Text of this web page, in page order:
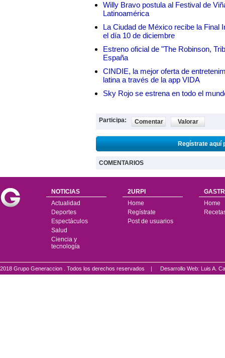
Willy Bravo postula al Festival de
Latinoamérica
La Ciudad de México recibe la Final
el día 10 de diciembre
Estreno oficial de "The Robinson,
España
CINDIE, la mejor oferta de
latina a través de la app VIDA
Sky Rojo se estrena en todo el
Participa: Comentar Valorar
Regístrate aquí
COMENTARIOS
NOTICIAS
Actualidad
Deportes
Espectáculos
Salud
Ciencia y
tecnología
2URPI
Home
Regístrate
Post de usuarios
Home
2018 Grupo Generaccion . Todos los derechos reservados | Desarrollo Web: Luis